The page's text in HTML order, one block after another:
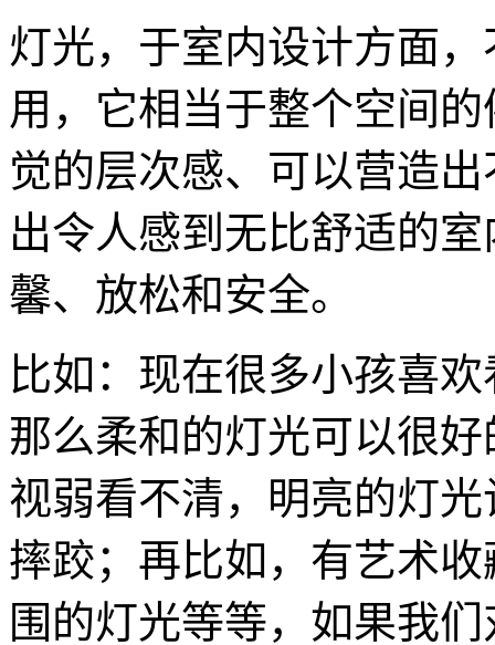
灯光，于室内设计方面
用，它相当于整个空间
觉的层次感、可以营造
出令人感到无比舒适的
馨、放松和安全。
比如：现在很多小孩喜
那么柔和的灯光可以很
视弱看不清，明亮的灯
摔跤；再比如，有艺术
围的灯光等等，如果我